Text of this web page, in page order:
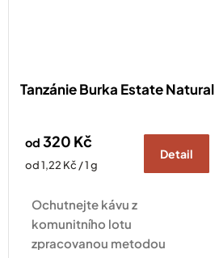
Tanzánie Burka Estate Natural
od 320 Kč
Měrná
od 1,22 Kč / 1 g
Detail
Ochutnejte kávu z
komunitního lotu
zpracovanou metodou